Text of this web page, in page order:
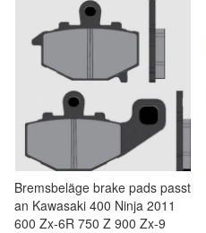
Bremsbeläge brake pads passt
an Kawasaki 400 Ninja 2011
600 Zx-6R 750 Z 900 Zx-9